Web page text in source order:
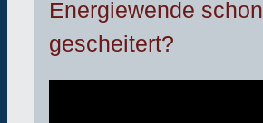
Energiewende schon
gescheitert?